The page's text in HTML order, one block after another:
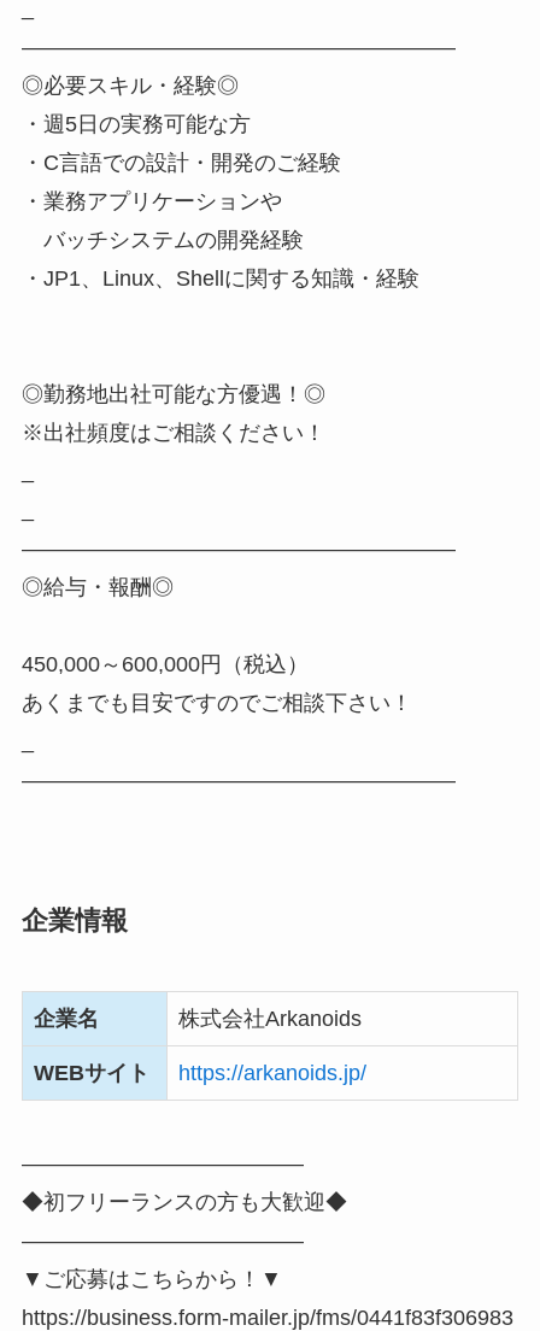
――――――――――――――――――――
◎必要スキル・経験◎
・週5日の実務可能な方
・C言語での設計・開発のご経験
・業務アプリケーションや
バッチシステムの開発経験
・JP1、Linux、Shellに関する知識・経験
◎勤務地出社可能な方優遇！◎
※出社頻度はご相談ください！
――――――――――――――――――――
◎給与・報酬◎
450,000～600,000円（税込）
あくまでも目安ですのでご相談下さい！
――――――――――――――――――――
企業情報
企業名 株式会社Arkanoids
WEBサイト https://arkanoids.jp/
―――――――――――――
◆初フリーランスの方も大歓迎◆
―――――――――――――
▼ご応募はこちらから！▼
https://business.form-mailer.jp/fms/0441f83f306983